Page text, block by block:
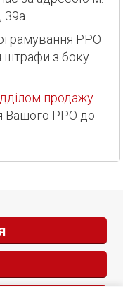
штрафи з боку
продажу
Вашого РРО до